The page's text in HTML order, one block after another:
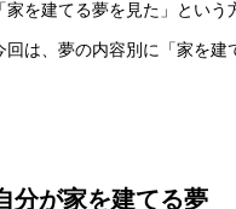
「家を建てる夢を見た」とい
回は、夢の内容別に「家を建
分が家を建てる夢